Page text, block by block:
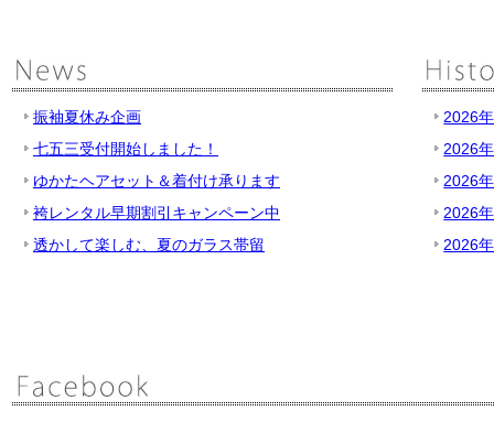
振袖夏休み企画
七五三受付開始しました！
ゆかたヘアセット＆着付け承ります
袴レンタル早期割引キャンペーン中
透かして楽しむ、夏のガラス帯留
2026
2026
2026
2026
2026